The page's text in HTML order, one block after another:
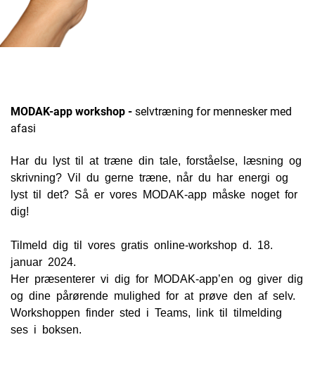
MODAK-app workshop - selvtræning for mennesker med
afasi
Har du lyst til at træne din tale, forståelse, læsning og
skrivning? Vil du gerne træne, når du har energi og
lyst til det? Så er vores MODAK-app måske noget for
dig!
Tilmeld dig til vores gratis online-workshop d. 18.
januar 2024.
Her præsenterer vi dig for MODAK-app’en og giver dig
og dine pårørende mulighed for at prøve den af selv.
Workshoppen finder sted i Teams, link til tilmelding
ses i boksen.